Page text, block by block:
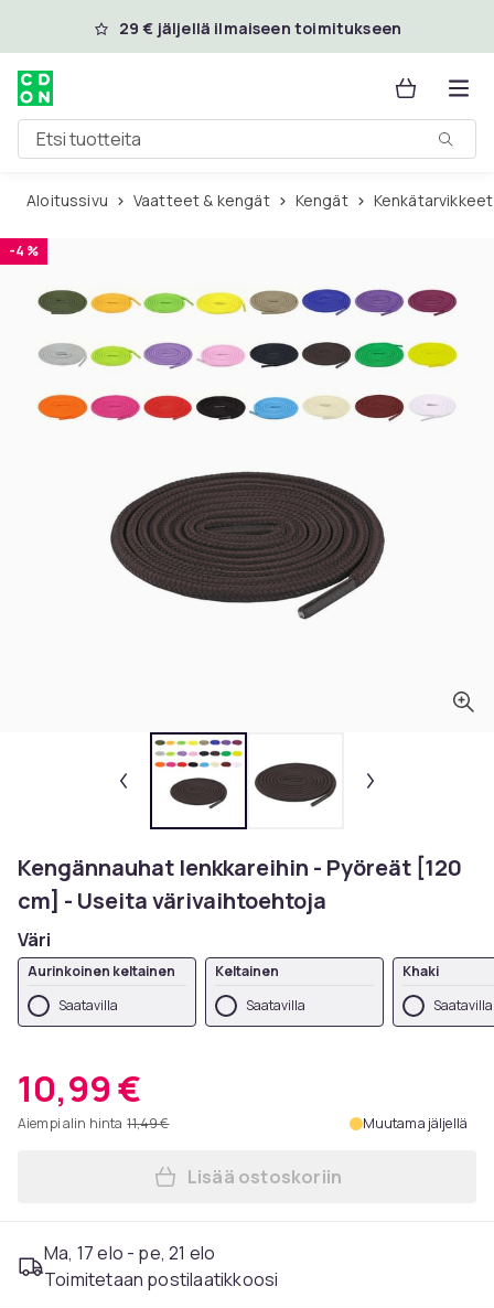
Ohita ja siirry pääsisältöön
29 € jäljellä ilmaiseen toimitukseen
Etsi tuotteita
Aloitussivu Vaatteet & kengät Kengät Kenkätarvikkeet
-4 %
Kengännauhat lenkkareihin - Pyöreät [120
cm] - Useita värivaihtoehtoja
Väri
Aurinkoinen keltainen
Saatavilla
Keltainen
Saatavilla
Khaki
Saatavilla
10,99 €
Aiempi alin hinta 11,49 € Muutama jäljellä
Lisää Kengännauhat
Lisää ostoskoriin
Ma, 17 elo - pe, 21 elo
Toimitetaan postilaatikkoosi